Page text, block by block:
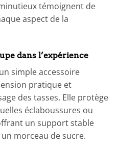
témoignent de
aspect de la
dans l’expérience
simple accessoire
pratique et
des tasses. Elle protège
éclaboussures ou
un support stable
morceau de sucre.